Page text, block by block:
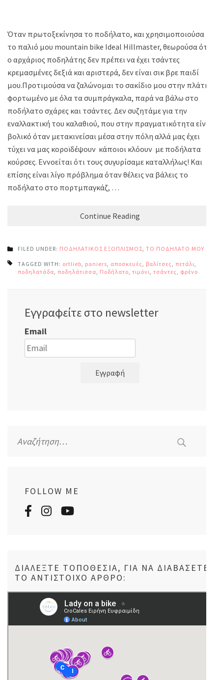
Όταν πρωτοξεκίνησα το ποδήλατο, και χρησιμοποιούσα
το παλιό μου mountain bike Ideal Hillmaster, θεωρούσα ότι
ο αρχάριος ποδηλάτης δεν πρέπει να έχει τσάντες
κρεμασμένες δεξιά και αριστερά, δεν είναι σικ βρε παιδί
μου.Προτιμούσα να ζαλώνομαι το σακίδιο μου στην πλάτη,
φορτωμένο με όλα τα συμπράγκαλα, παρά να βάλω στο
ποδήλατο σχάρες και τσάντες. Δεν συζητάμε για την
εναλλακτική του καλαθιού, που στην πραγματικότητα είναι
βολικό όταν μετακινείσαι μέσα στην πόλη αλλά μας έχει
τύχει να μας κοροϊδέψουν κάποιοι κλόουν με ποδήλατα
κούρσες. Εννοείται ότι τους συγυρίσαμε καταλλήλως! Και
επίσης είναι λίγο πρόβλημα όταν θέλεις να βάλεις το
ποδήλατο στο πορτμπαγκάζ, …
Continue Reading
FILED UNDER: ΠΟΔΗΛΑΤΙΚΟΣ ΕΞΟΠΛΙΣΜΟΣ, ΤΟ ΠΟΔΗΛΑΤΟ ΜΟΥ
TAGGED WITH: ortlieb, paniers, αποσκευές, βαλίτσες, πετάλι,
ποδηλατάδα, ποδηλάτισσα, Ποδήλατο, τιμόνι, τσάντες, φρένο
Εγγραφείτε στο newsletter
Email
Εγγραφή
για:
FOLLOW ME
ΔΙΑΛΈΞΤΕ ΤΟΠΟΘΕΣΊΑ, ΓΙΑ ΝΑ ΔΙΑΒΆΣΕΤΕ
ΤΟ ΑΝΤΊΣΤΟΙΧΟ ΆΡΘΡΟ: